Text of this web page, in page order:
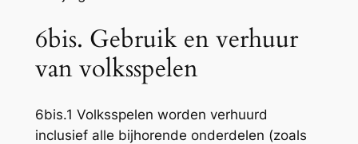
6bis. Gebruik en verhuur
van volksspelen
6bis.1 Volksspelen worden verhuurd
inclusief alle bijhorende onderdelen (zoals